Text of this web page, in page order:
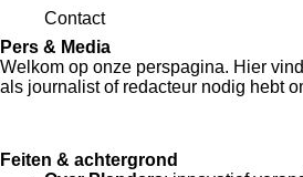
Contact
Pers & Media
Welkom op onze perspagina. Hier
als journalist of redacteur nodig hebt
Feiten & achtergrond